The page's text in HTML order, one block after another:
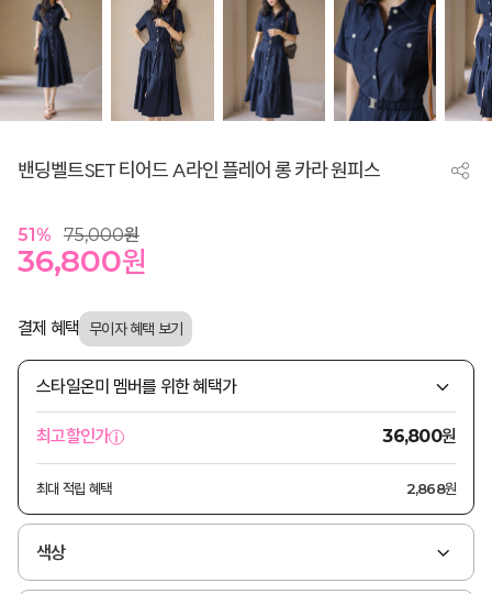
밴딩벨트SET 티어드 A라인 플레어 롱 카라 원피스
51 % 75,000원
36,800원
결제 혜택
스타일온미 멤버를 위한 혜택가
최고할인가 36,800원
최대 적립 혜택 2,868원
색상